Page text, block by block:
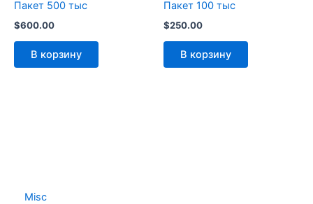
Misc
Пакет 500 тыс
$600.00
В корзину
Пакет 100 тыс
$250.00
В корзину